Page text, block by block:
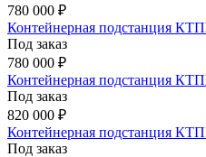
780 000 ₽
Контейнерная подстанция
Под заказ
780 000 ₽
Контейнерная подстанция
Под заказ
820 000 ₽
Контейнерная подстанция
Под заказ